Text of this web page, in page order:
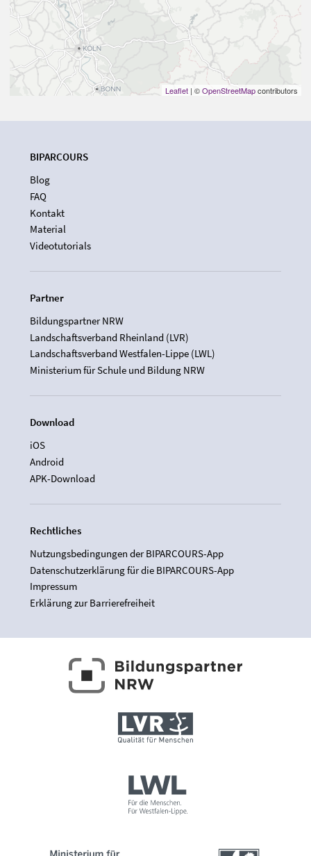
Leaflet | ©OpenStreetMapcontributors
BIPARCOURS
Blog
FAQ
Kontakt
Material
Videotutorials
Partner
Bildungspartner NRW
Landschaftsverband Rheinland (LVR)
Landschaftsverband Westfalen-Lippe (LWL)
Ministerium für Schule und Bildung NRW
Download
iOS
Android
APK-Download
Rechtliches
Nutzungsbedingungen der BIPARCOURS-App
Datenschutzerklärung für die BIPARCOURS-App
Impressum
Erklärung zur Barrierefreiheit